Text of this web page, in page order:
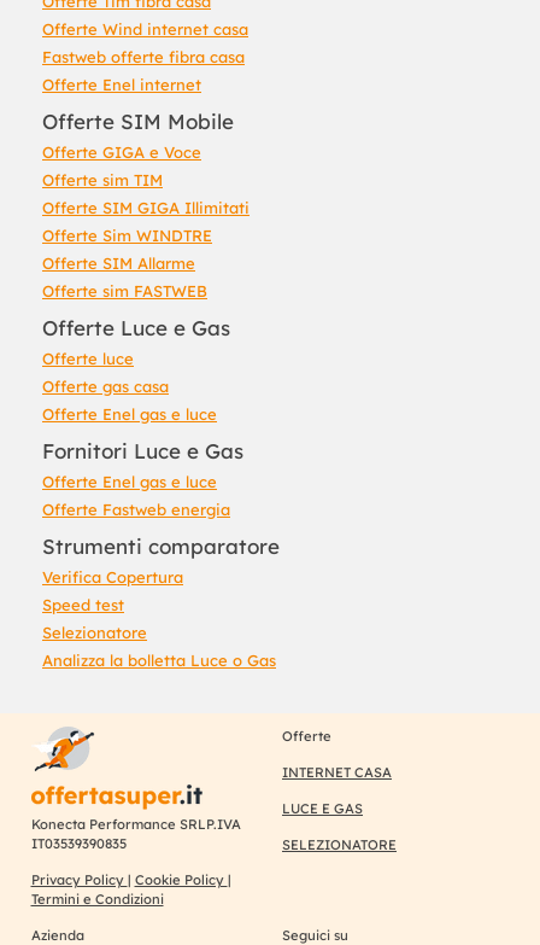
Offerte Wind internet casa
Fastweb offerte fibra casa
Offerte Enel internet
Offerte SIM Mobile
Offerte GIGA e Voce
Offerte sim TIM
Offerte SIM GIGA Illimitati
Offerte Sim WINDTRE
Offerte SIM Allarme
Offerte sim FASTWEB
Offerte Luce e Gas
Offerte luce
Offerte gas casa
Offerte Enel gas e luce
Fornitori Luce e Gas
Offerte Enel gas e luce
Offerte Fastweb energia
Strumenti comparatore
Verifica Copertura
Speed test
Selezionatore
Analizza la bolletta Luce o Gas
Konecta Performance SRLP.IVA
IT03539390835
Privacy Policy | Cookie Policy |
Termini e Condizioni
Offerte
INTERNET CASA
LUCE E GAS
SELEZIONATORE
Azienda Seguici su